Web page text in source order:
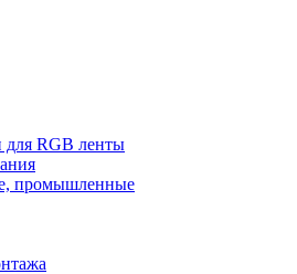
для RGB ленты
промышленные